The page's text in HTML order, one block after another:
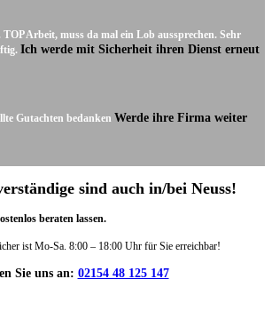
Arbeit, muss da mal ein Lob aussprechen. Sehr
Ich werde mit Sicherheit ihren Dienst erneut
Gutachten bedanken Werde ihre Firma weiter
sind auch in/bei Neuss!
beraten lassen.
ist Mo-Sa. 8:00 – 18:00 Uhr für Sie erreichbar!
Sie uns an: 02154 48 125 147